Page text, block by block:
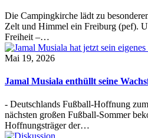
Die Campingkirche lädt zu
Zelt und Himmel ein Freiburg (pef).
Freiheit –…
Mai 19, 2026
Jamal Musiala enthüllt seine
- Deutschlands Fußball-Hoffnung
nächsten großen Fußball-Sommer
Hoffnungsträger der…